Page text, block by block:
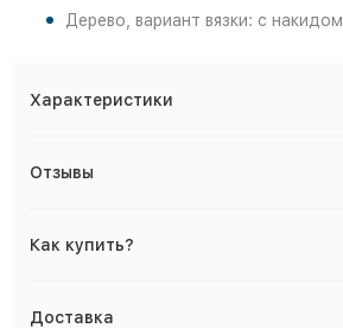
Дерево, вариант вязки: с накидом
Характеристики
Отзывы
Как купить?
Доставка